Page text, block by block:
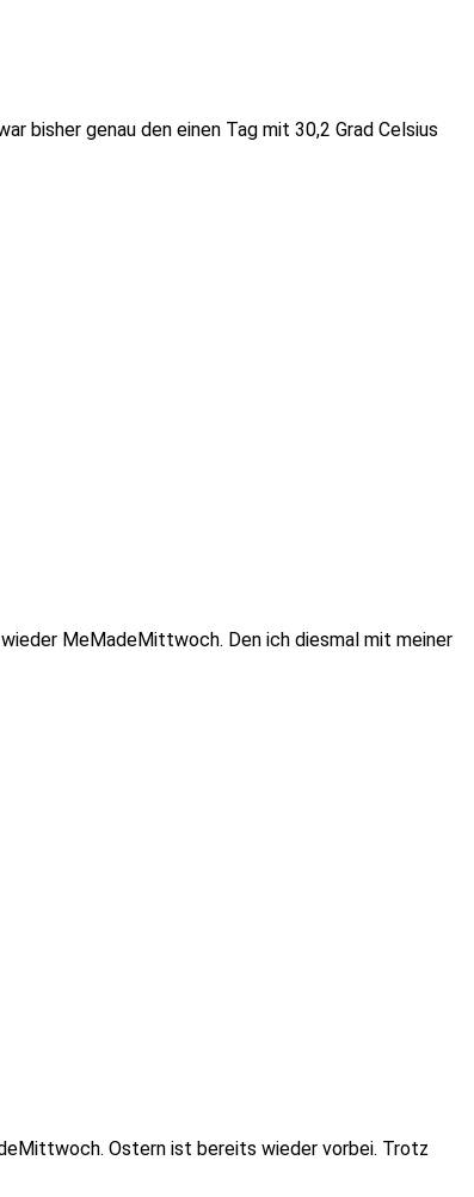
bisher genau den einen Tag mit 30,2 Grad Celsius
MeMadeMittwoch. Den ich diesmal mit meiner
Ostern ist bereits wieder vorbei. Trotz